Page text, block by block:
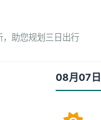
助您规划三日出行
08月07日